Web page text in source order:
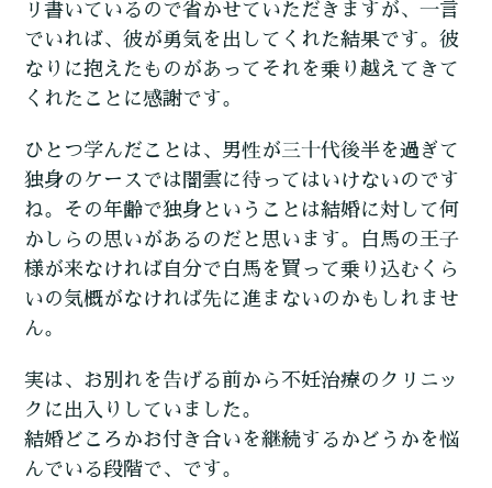
リ書いているので省かせていただきますが、一言
でいれば、彼が勇気を出してくれた結果です。彼
なりに抱えたものがあってそれを乗り越えてきて
くれたことに感謝です。
ひとつ学んだことは、男性が三十代後半を過ぎて
独身のケースでは闇雲に待ってはいけないのです
ね。その年齢で独身ということは結婚に対して何
かしらの思いがあるのだと思います。白馬の王子
様が来なければ自分で白馬を買って乗り込むくら
いの気概がなければ先に進まないのかもしれませ
ん。
実は、お別れを告げる前から不妊治療のクリニッ
クに出入りしていました。
結婚どころかお付き合いを継続するかどうかを悩
んでいる段階で、です。